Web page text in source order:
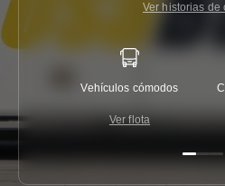
Ver historias de
Vehículos cómodos
Ver flota